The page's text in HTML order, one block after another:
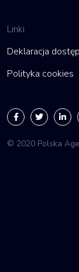
Linki
Deklaracja
Polityka cookies
© 2020 Polska